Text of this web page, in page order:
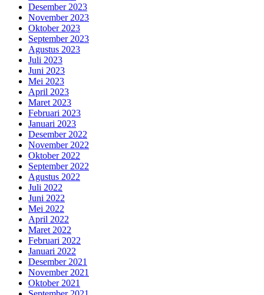
Desember 2023
November 2023
Oktober 2023
September 2023
Agustus 2023
Juli 2023
Juni 2023
Mei 2023
April 2023
Maret 2023
Februari 2023
Januari 2023
Desember 2022
November 2022
Oktober 2022
September 2022
Agustus 2022
Juli 2022
Juni 2022
Mei 2022
April 2022
Maret 2022
Februari 2022
Januari 2022
Desember 2021
November 2021
Oktober 2021